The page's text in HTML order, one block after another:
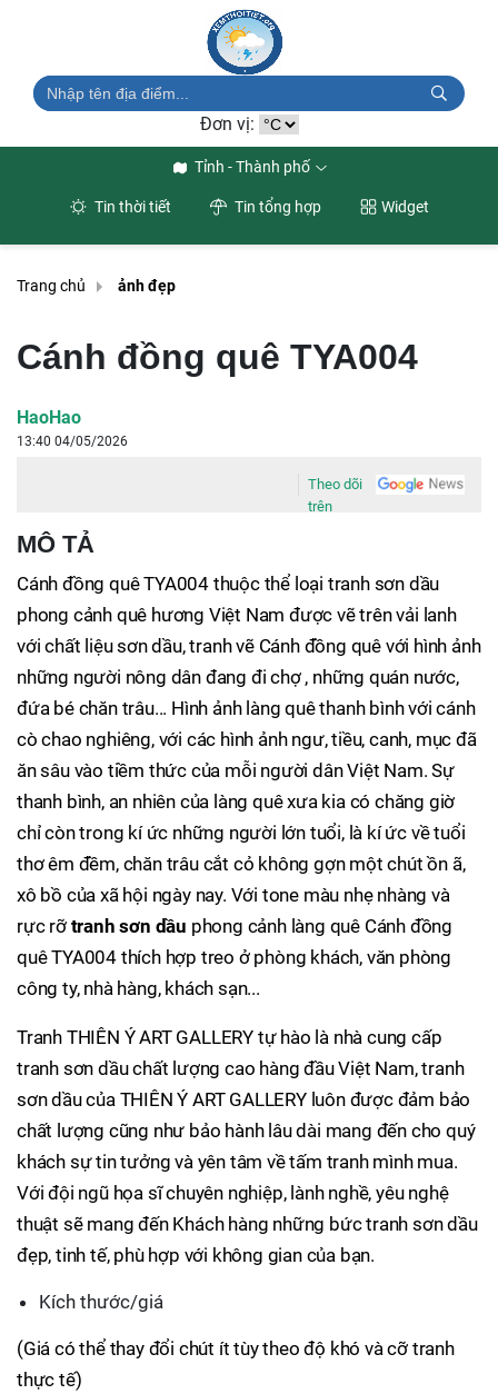
Đơn vị:
Tỉnh - Thành phố
Tin thời tiết Tin tổng hợp Widget
Trang chủ ảnh đẹp
Cánh đồng quê TYA004
HaoHao
13:40 04/05/2026
Theo dõi
trên
MÔ TẢ
Cánh đồng quê TYA004 thuộc thể loại tranh sơn dầu
phong cảnh quê hương Việt Nam được vẽ trên vải lanh
với chất liệu sơn dầu, tranh vẽ Cánh đồng quê với hình ảnh
những người nông dân đang đi chợ , những quán nước,
đứa bé chăn trâu... Hình ảnh làng quê thanh bình với cánh
cò chao nghiêng, với các hình ảnh ngư, tiều, canh, mục đã
ăn sâu vào tiềm thức của mỗi người dân Việt Nam. Sự
thanh bình, an nhiên của làng quê xưa kia có chăng giờ
chỉ còn trong kí ức những người lớn tuổi, là kí ức về tuổi
thơ êm đềm, chăn trâu cắt cỏ không gợn một chút ồn ã,
xô bồ của xã hội ngày nay. Với tone màu nhẹ nhàng và
rực rỡ tranh sơn dầu phong cảnh làng quê Cánh đồng
quê TYA004 thích hợp treo ở phòng khách, văn phòng
công ty, nhà hàng, khách sạn...
Tranh THIÊN Ý ART GALLERY tự hào là nhà cung cấp
tranh sơn dầu chất lượng cao hàng đầu Việt Nam, tranh
sơn dầu của THIÊN Ý ART GALLERY luôn được đảm bảo
chất lượng cũng như bảo hành lâu dài mang đến cho quý
khách sự tin tưởng và yên tâm về tấm tranh mình mua.
Với đội ngũ họa sĩ chuyên nghiệp, lành nghề, yêu nghệ
thuật sẽ mang đến Khách hàng những bức tranh sơn dầu
đẹp, tinh tế, phù hợp với không gian của bạn.
Kích thước/giá
(Giá có thể thay đổi chút ít tùy theo độ khó và cỡ tranh
thực tế)